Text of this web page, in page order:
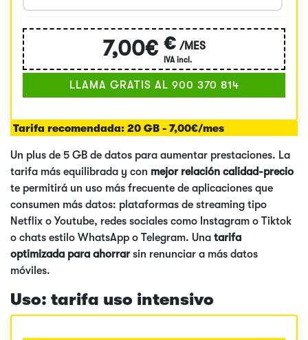
7,00€ € /MES
IVA incl.
LLAMA GRATIS AL 900 370 814
Tarifa recomendada: 20 GB - 7,00€/mes
Un plus de 5 GB de datos para aumentar prestaciones. La
tarifa más equilibrada y con mejor relación calidad-precio
te permitirá un uso más frecuente de aplicaciones que
consumen más datos: plataformas de streaming tipo
Netflix o Youtube, redes sociales como Instagram o Tiktok
o chats estilo WhatsApp o Telegram. Una tarifa
optimizada para ahorrarsin renunciar a más datos
móviles.
Uso: tarifa uso intensivo